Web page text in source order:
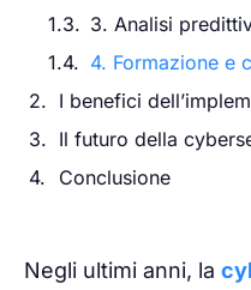
3. Analisi
4. Formazione e
I benefici
Il futuro della
Conclusione
Negli ultimi anni, la